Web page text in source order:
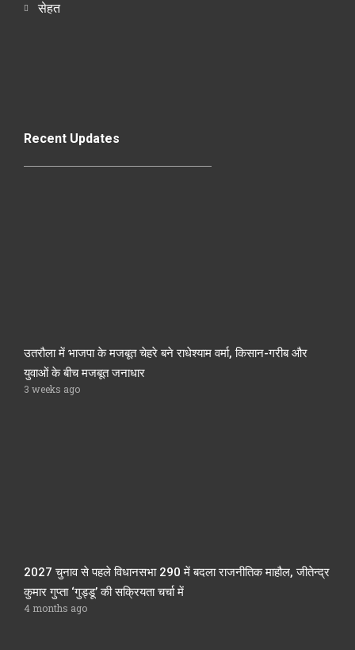
सेहत
Recent Updates
उतरौला में भाजपा के मजबूत चेहरे बने राधेश्याम वर्मा, किसान-गरीब और
युवाओं के बीच मजबूत जनाधार
3 weeks ago
2027 चुनाव से पहले विधानसभा 290 में बदला राजनीतिक माहौल, जीतेन्द्र
कुमार गुप्ता ‘गुड्डू’ की सक्रियता चर्चा में
4 months ago